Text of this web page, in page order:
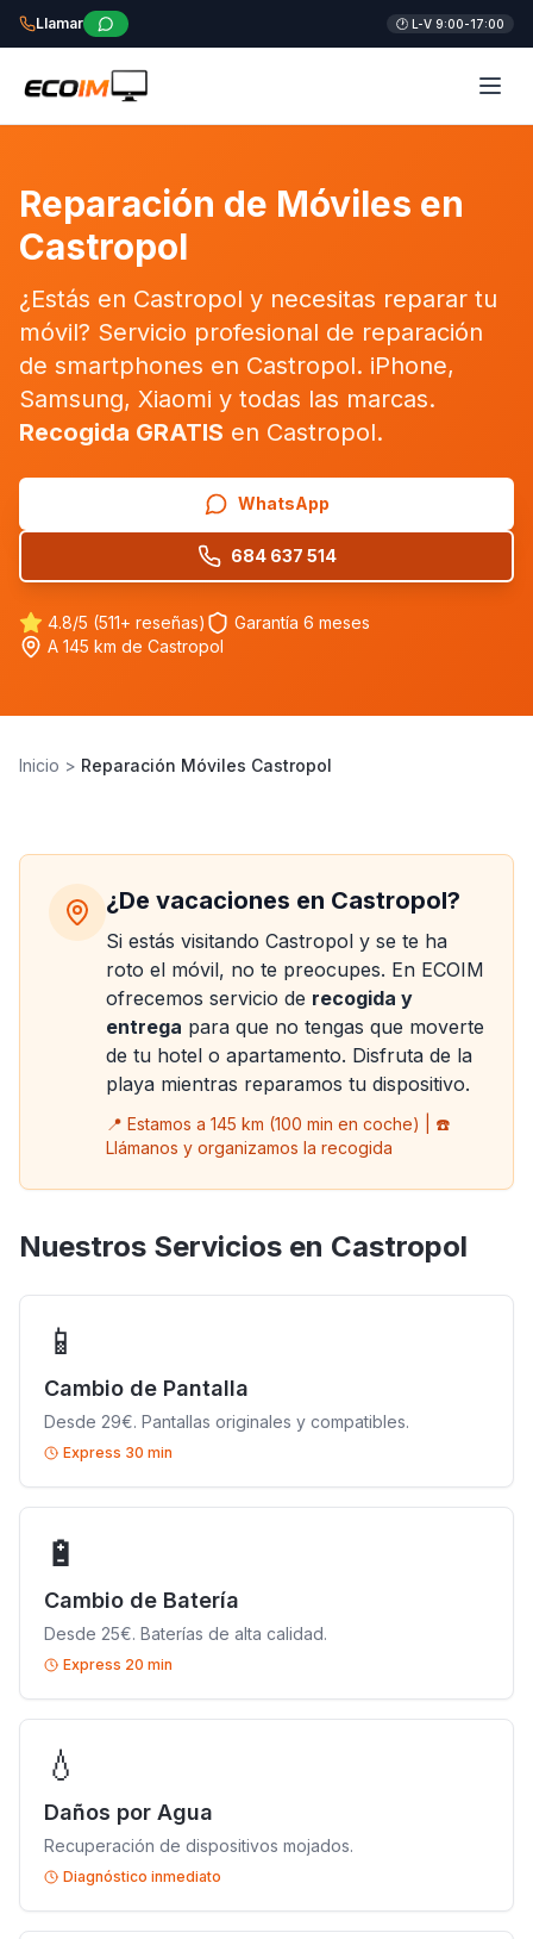
Llamar 🕐 L-V 9:00-17:00
Reparación de Móviles en
Castropol
¿Estás en Castropol y necesitas reparar tu
móvil? Servicio profesional de reparación
de smartphones en Castropol. iPhone,
Samsung, Xiaomi y todas las marcas.
Recogida GRATIS en Castropol.
WhatsApp
684 637 514
4.8/5 (511+ reseñas)
Garantía 6 meses
A 145 km de Castropol
Inicio > Reparación Móviles Castropol
Reparamos iPhone
Cambio de pantalla, batería, cámara y más. Piezas de
calidad con garantía de 6 meses.
¿De vacaciones en Castropol?
Si estás visitando Castropol y se te ha
roto el móvil, no te preocupes. En ECOIM
ofrecemos servicio de recogida y
entrega para que no tengas que moverte
de tu hotel o apartamento. Disfruta de la
playa mientras reparamos tu dispositivo.
📍 Estamos a 145 km (100 min en coche) | ☎️
Llámanos y organizamos la recogida
Nuestros Servicios en Castropol
📱
Cambio de Pantalla
Desde 29€. Pantallas originales y compatibles.
Express 30 min
🔋
Cambio de Batería
Desde 25€. Baterías de alta calidad.
Express 20 min
💧
Daños por Agua
Recuperación de dispositivos mojados.
Diagnóstico inmediato